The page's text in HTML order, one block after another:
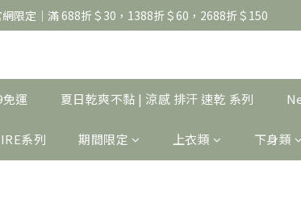
網限定｜滿 688折＄30，1388折＄60，2688折＄150
網限定｜滿 688折＄30，1388折＄60，2688折＄150
限定｜滿 688折＄30，1388折＄60，2688折＄150
運 夏日乾爽不黏 | 涼感 排汗 速乾 系列
系列 期間限定 上衣類 下身類